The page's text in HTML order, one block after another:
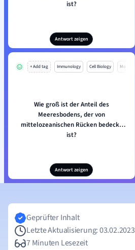
ist?
Antwort zeigen
+ Add tag Immunology Cell Biology Mo
Wie groß ist der Anteil des
Meeresbodens, der von
mittelozeanischen Rücken bedeckt
ist?
Antwort zeigen
Geprüfter Inhalt
Letzte Aktualisierung: 03.02.2023
7 Minuten Lesezeit